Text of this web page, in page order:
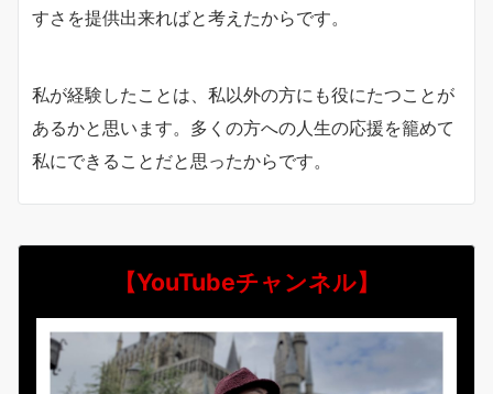
すさを提供出来ればと考えたからです。
私が経験したことは、私以外の方にも役にたつことが
あるかと思います。多くの方への人生の応援を籠めて
私にできることだと思ったからです。
【YouTubeチャンネル】